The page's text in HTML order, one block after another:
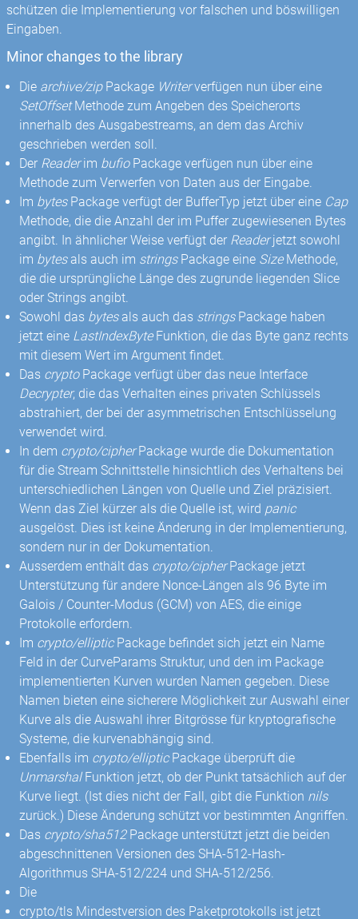
schützen die Implementierung vor falschen und böswilligen
Eingaben.
Minor changes to the library
Die archive/zipPackage Writerverfügen nun über eine
SetOffsetMethode zum Angeben des Speicherorts
innerhalb des Ausgabestreams, an dem das Archiv
geschrieben werden soll.
Der Readerim bufioPackage verfügen nun über eine
Methode zum Verwerfen von Daten aus der Eingabe.
Im bytesPackage verfügt der BufferTyp jetzt über eine Cap
Methode, die die Anzahl der im Puffer zugewiesenen Bytes
angibt. In ähnlicher Weise verfügt der Readerjetzt sowohl
im bytesals auch im stringsPackage eine SizeMethode,
die die ursprüngliche Länge des zugrunde liegenden Slice
oder Strings angibt.
Sowohl das bytesals auch das stringsPackage haben
jetzt eine LastIndexByteFunktion, die das Byte ganz rechts
mit diesem Wert im Argument findet.
Das cryptoPackage verfügt über das neue Interface
Decrypter, die das Verhalten eines privaten Schlüssels
abstrahiert, der bei der asymmetrischen Entschlüsselung
verwendet wird.
In dem crypto/cipherPackage wurde die Dokumentation
für die Stream Schnittstelle hinsichtlich des Verhaltens bei
unterschiedlichen Längen von Quelle und Ziel präzisiert.
Wenn das Ziel kürzer als die Quelle ist, wird panic
ausgelöst. Dies ist keine Änderung in der Implementierung,
sondern nur in der Dokumentation.
Ausserdem enthält das crypto/cipherPackage jetzt
Unterstützung für andere Nonce-Längen als 96 Byte im
Galois / Counter-Modus (GCM) von AES, die einige
Protokolle erfordern.
Im crypto/ellipticPackage befindet sich jetzt ein Name
Feld in der CurveParams Struktur, und den im Package
implementierten Kurven wurden Namen gegeben. Diese
Namen bieten eine sicherere Möglichkeit zur Auswahl einer
Kurve als die Auswahl ihrer Bitgrösse für kryptografische
Systeme, die kurvenabhängig sind.
Ebenfalls im crypto/ellipticPackage überprüft die
UnmarshalFunktion jetzt, ob der Punkt tatsächlich auf der
Kurve liegt. (Ist dies nicht der Fall, gibt die Funktion nils
zurück.) Diese Änderung schützt vor bestimmten Angriffen.
Das crypto/sha512Package unterstützt jetzt die beiden
abgeschnittenen Versionen des SHA-512-Hash-
Algorithmus SHA-512/224 und SHA-512/256.
Die
crypto/tls Mindestversion des Paketprotokolls ist jetzt